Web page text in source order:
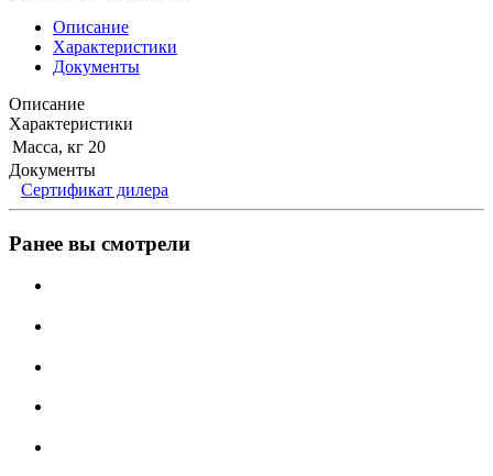
Описание
Характеристики
Документы
Описание
Характеристики
Масса, кг 20
Документы
Сертификат дилера
Ранее вы смотрели